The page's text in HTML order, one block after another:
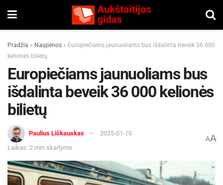
Pradžia » Naujienos » Europiečiams jaunuoliams bus išdalinta beveik 36 000
kelionės bilietų
Europiečiams jaunuoliams bus
išdalinta beveik 36 000 kelionės
bilietų
Paulius Liškauskas
2025-01-10
Laikas: 2 min skaitymo
AA